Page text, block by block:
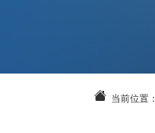
当前位置：